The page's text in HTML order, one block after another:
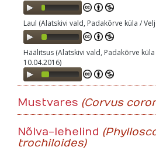
Audio
Player
Laul (Alatskivi vald, Padakõrve küla /
Audio
Player
Häälitsus (Alatskivi vald, Padakõrve
10.04.2016)
Audio
Player
Mustvares (Corvus
Nõlva-lehelind
trochiloides)